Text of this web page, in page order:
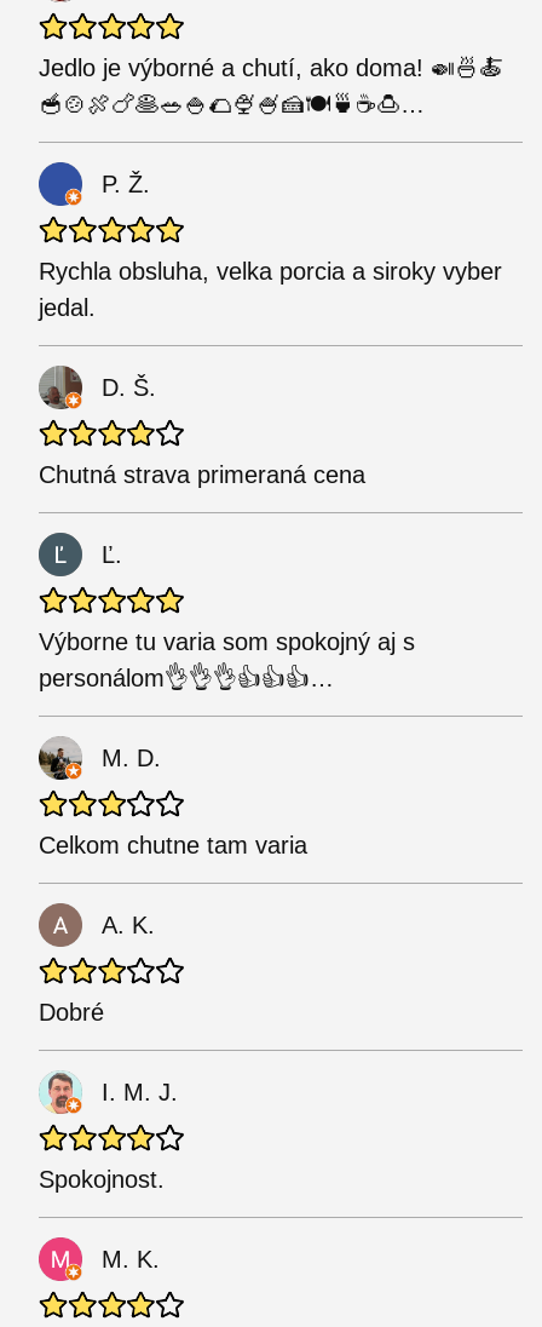
Jedlo je výborné a chutí, ako doma! 🍛🍜🍝
🥣🍲🍖🍗🥞🥗🍚🌮🍨🍧🍰🍽️🍵☕🍮…
P. Ž.
Rychla obsluha, velka porcia a siroky vyber
jedal.
D. Š.
Chutná strava primeraná cena
Ľ.
Výborne tu varia som spokojný aj s
personálom👌👌👌👍👍👍…
M. D.
Celkom chutne tam varia
A. K.
Dobré
I. M. J.
Spokojnost.
M. K.